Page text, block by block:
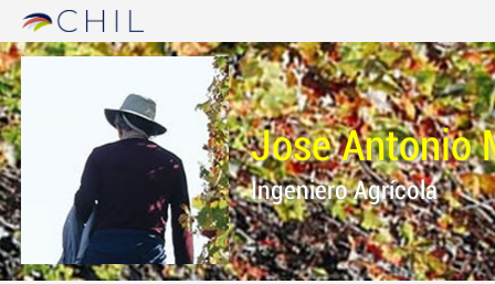
Jose Antonio
Ingeniero Agrícola